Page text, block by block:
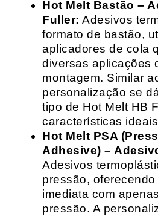
Hot Melt Bastão –
Fuller: Adesivos
formato de bastão,
aplicadores de cola
diversas aplicações
montagem. Similar
personalização se
tipo de Hot Melt HB
características
Hot Melt PSA
Adhesive) –
Adesivos
pressão,
imediata com
pressão. A